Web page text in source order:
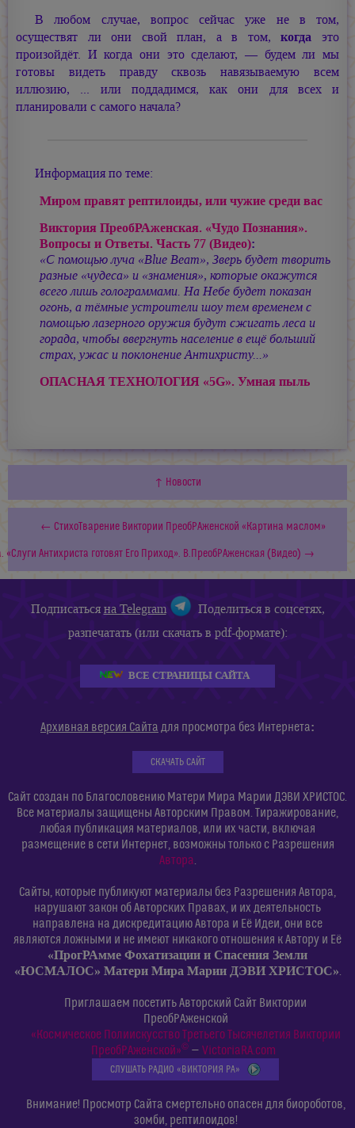
В любом случае, вопрос сейчас уже не в том,
осуществят ли они свой план, а в том,когда это
произойдёт. И когда они это сделают, — будем ли мы
готовы видеть правду сквозь навязываемую всем
иллюзию, ... или поддадимся, как они для всех и
планировали с самого начала?
Информация по теме:
Миром правят рептилоиды, или чужие среди вас
Виктория ПреобРАженская. «Чудо Познания».
Вопросы и Ответы. Часть 77 (Видео):
«С помощью луча «Blue Beam», Зверь будет творить
разные «чудеса» и «знамения», которые окажутся
всего лишь голограммами. На Небе будет показан
огонь, а тёмные устроители шоу тем временем с
помощью лазерного оружия будут сжигать леса и
горада, чтобы ввергнуть население в ещё больший
страх, ужас и поклонение Антихристу...»
ОПАСНАЯ ТЕХНОЛОГИЯ «5G». Умная пыль
↑ Новости
← СтихоТварение Виктории ПреобРАженской «Картина маслом»
«Слуги Антихриста готовят Его Приход». В.ПреобРАженская (Видео) →
Подписатьсяна Telegram
Поделиться в соцсетях,
разпечатать (или скачать в pdf-формате):
ВСЕ СТРАНИЦЫ САЙТА
Архивная версия Сайта для просмотра без Интернета:
СКАЧАТЬ САЙТ
Сайт создан по Благословению Матери Мира Марии ДЭВИ ХРИСТОС.
Все материалы защищены Авторским Правом. Тиражирование,
любая публикация материалов, или их части, включая
размещение в сети Интернет, возможны только с Разрешения
Автора.
Сайты, которые публикуют материалы без Разрешения Автора,
нарушают закон об Авторских Правах, и их деятельность
направлена на дискредитацию Автора и Её Идеи, они все
являются ложными и не имеют никакого отношения к Автору и Её
«ПрогРАмме Фохатизации и Спасения Земли
«ЮСМАЛОС» Матери Мира Марии ДЭВИ ХРИСТОС».
Приглашаем посетить Авторский Сайт Виктории
ПреобРАженской
«Космическое Полиискусство Третьего Тысячелетия Виктории
ПреобРАженской»©— VictoriaRA.com
СЛУШАТЬ РАДИО «ВИКТОРИЯ РА»
Внимание! Просмотр Сайта смертельно опасен для биороботов,
зомби, рептилоидов!